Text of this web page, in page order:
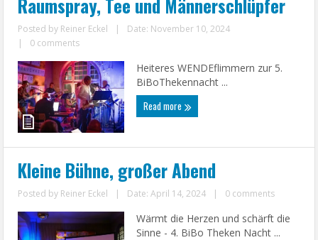
Raumspray, Tee und Männerschlüpfer
Posted by Reiner Eckel |
Date: November 10, 2024
|
0 comments
Heiteres WENDEflimmern zur 5.
BiBoThekennacht ...
Read more
Kleine Bühne, großer Abend
Posted by Reiner Eckel | Date: April 14, 2024 | 0 comments
Wärmt die Herzen und schärft die
Sinne - 4. BiBo Theken Nacht ...